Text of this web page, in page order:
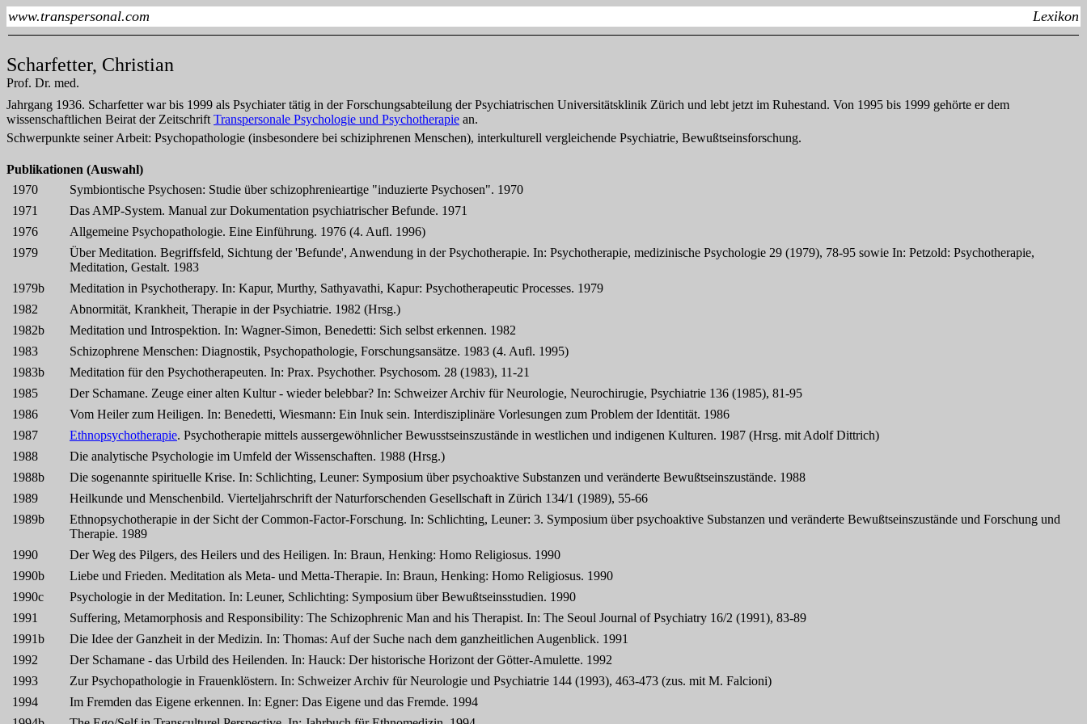
www.transpersonal.com Lexikon
Scharfetter, Christian
Prof. Dr. med.
Jahrgang 1936. Scharfetter war bis 1999 als Psychiater tätig in der Forschungsabteilung der Psychiatrischen Universitätsklinik Zürich und lebt jetzt im Ruhestand. Von 1995 bis 1999 gehörte er dem
wissenschaftlichen Beirat der Zeitschrift Transpersonale Psychologie und Psychotherapie an.
Schwerpunkte seiner Arbeit: Psychopathologie (insbesondere bei schiziphrenen Menschen), interkulturell vergleichende Psychiatrie, Bewußtseinsforschung.
Publikationen (Auswahl)
1970
Symbiontische Psychosen: Studie über schizophrenieartige "induzierte Psychosen". 1970
1971
Das AMP-System. Manual zur Dokumentation psychiatrischer Befunde. 1971
1976
Allgemeine Psychopathologie. Eine Einführung. 1976 (4. Aufl. 1996)
1979
Über Meditation. Begriffsfeld, Sichtung der 'Befunde', Anwendung in der Psychotherapie. In: Psychotherapie, medizinische Psychologie 29 (1979), 78-95 sowie In: Petzold: Psychotherapie,
Meditation, Gestalt. 1983
1979b
Meditation in Psychotherapy. In: Kapur, Murthy, Sathyavathi, Kapur: Psychotherapeutic Processes. 1979
1982
Abnormität, Krankheit, Therapie in der Psychiatrie. 1982 (Hrsg.)
1982b
Meditation und Introspektion. In: Wagner-Simon, Benedetti: Sich selbst erkennen. 1982
1983
Schizophrene Menschen: Diagnostik, Psychopathologie, Forschungsansätze. 1983 (4. Aufl. 1995)
1983b
Meditation für den Psychotherapeuten. In: Prax. Psychother. Psychosom. 28 (1983), 11-21
1985
Der Schamane. Zeuge einer alten Kultur - wieder belebbar? In: Schweizer Archiv für Neurologie, Neurochirugie, Psychiatrie 136 (1985), 81-95
1986
Vom Heiler zum Heiligen. In: Benedetti, Wiesmann: Ein Inuk sein. Interdisziplinäre Vorlesungen zum Problem der Identität. 1986
1987
Ethnopsychotherapie. Psychotherapie mittels aussergewöhnlicher Bewusstseinszustände in westlichen und indigenen Kulturen. 1987 (Hrsg. mit Adolf Dittrich)
1988
Die analytische Psychologie im Umfeld der Wissenschaften. 1988 (Hrsg.)
1988b
Die sogenannte spirituelle Krise. In: Schlichting, Leuner: Symposium über psychoaktive Substanzen und veränderte Bewußtseinszustände. 1988
1989
Heilkunde und Menschenbild. Vierteljahrschrift der Naturforschenden Gesellschaft in Zürich 134/1 (1989), 55-66
1989b
Ethnopsychotherapie in der Sicht der Common-Factor-Forschung. In: Schlichting, Leuner: 3. Symposium über psychoaktive Substanzen und veränderte Bewußtseinszustände und Forschung und
Therapie. 1989
1990
Der Weg des Pilgers, des Heilers und des Heiligen. In: Braun, Henking: Homo Religiosus. 1990
1990b
Liebe und Frieden. Meditation als Meta- und Metta-Therapie. In: Braun, Henking: Homo Religiosus. 1990
1990c
Psychologie in der Meditation. In: Leuner, Schlichting: Symposium über Bewußtseinsstudien. 1990
1991
Suffering, Metamorphosis and Responsibility: The Schizophrenic Man and his Therapist. In: The Seoul Journal of Psychiatry 16/2 (1991), 83-89
1991b
Die Idee der Ganzheit in der Medizin. In: Thomas: Auf der Suche nach dem ganzheitlichen Augenblick. 1991
1992
Der Schamane - das Urbild des Heilenden. In: Hauck: Der historische Horizont der Götter-Amulette. 1992
1993
Zur Psychopathologie in Frauenklöstern. In: Schweizer Archiv für Neurologie und Psychiatrie 144 (1993), 463-473 (zus. mit M. Falcioni)
1994
Im Fremden das Eigene erkennen. In: Egner: Das Eigene und das Fremde. 1994